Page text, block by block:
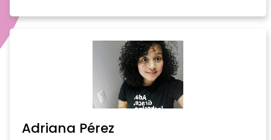
Adriana Pérez